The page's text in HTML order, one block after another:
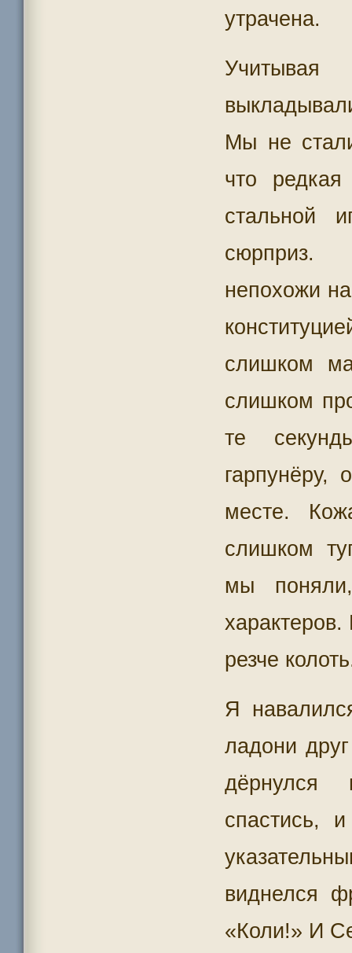
утрачена.
Мы не
что
стальной
сюрприз.
непохожи
слишком
слишком
те
гарпунёру,
месте.
слишком
мы
резче
Я
ладони
дёрнулся
спастись,
виднелся
«Коли!» И